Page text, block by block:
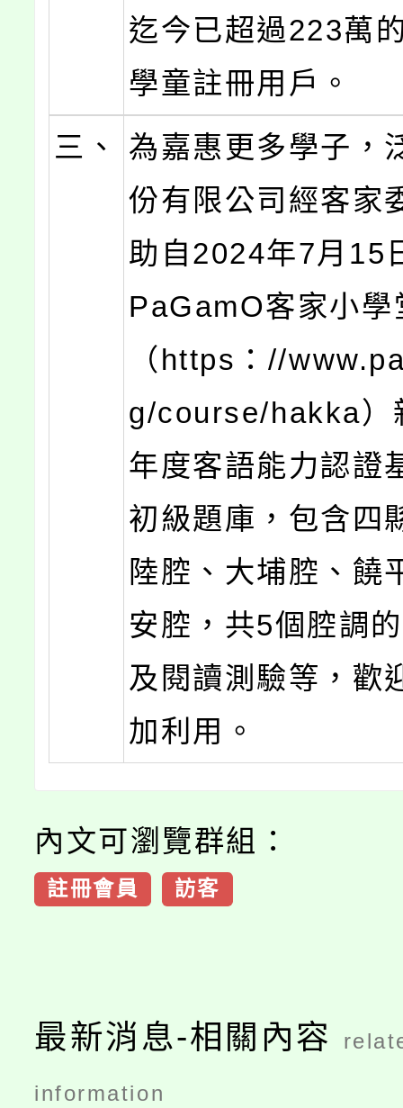
迄今已超過223萬
學童註冊用戶。
三、
為嘉惠更多學子，
份有限公司經客家
助自2024年7月15
PaGamO客家小學
（https：//
g/course/hakka）
年度客語能力認證
初級題庫，包含四
陸腔、大埔腔、饒
安腔，共5個腔調
及閱讀測驗等，歡
加利用。
內文可瀏覽群組：
註冊會員 訪客
最新消息-相關內容
information